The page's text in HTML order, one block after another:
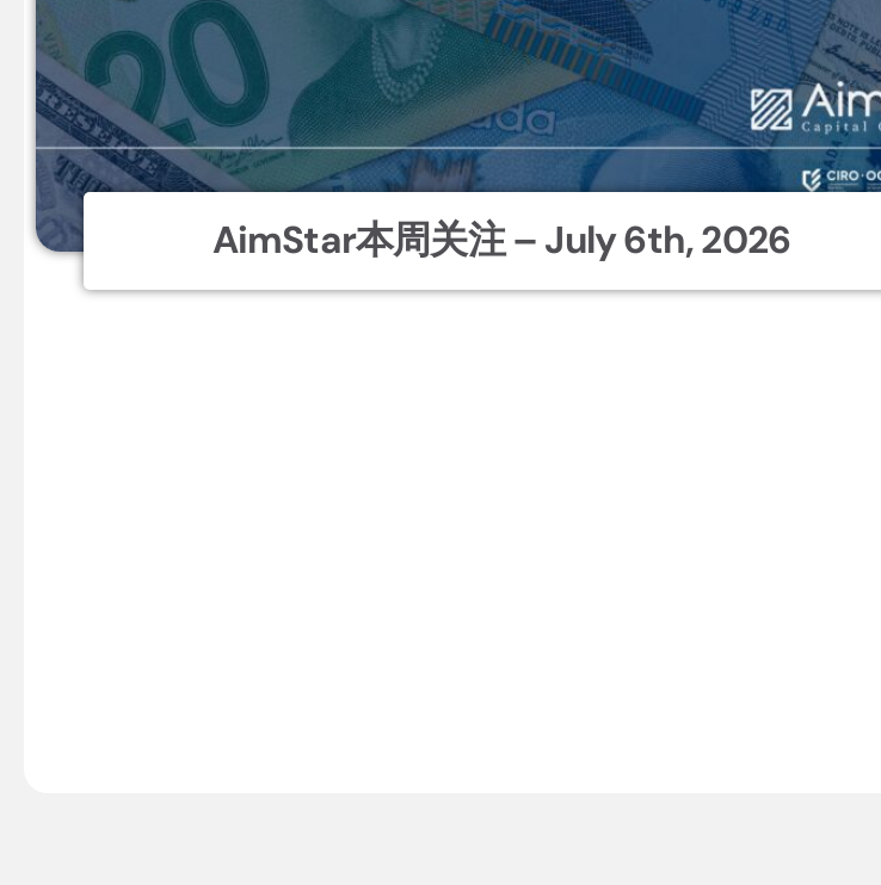
AimStar本周关注 – July 6th, 2026